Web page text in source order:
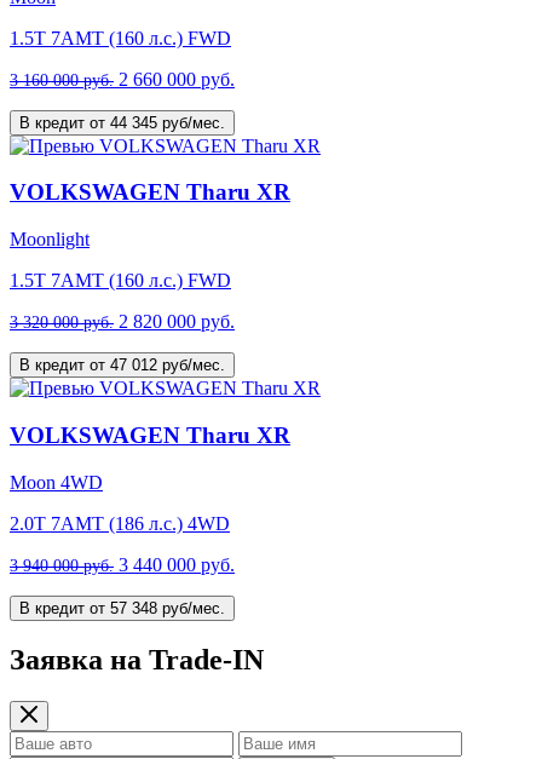
1.5T 7AMT (160 л.с.) FWD
3 160 000 руб. 2 660 000 руб.
В кредит от 44 345 руб/мес.
VOLKSWAGEN Tharu XR
Moonlight
1.5T 7AMT (160 л.с.) FWD
3 320 000 руб. 2 820 000 руб.
В кредит от 47 012 руб/мес.
VOLKSWAGEN Tharu XR
Moon 4WD
2.0T 7AMT (186 л.с.) 4WD
3 940 000 руб. 3 440 000 руб.
В кредит от 57 348 руб/мес.
Заявка на Trade-IN